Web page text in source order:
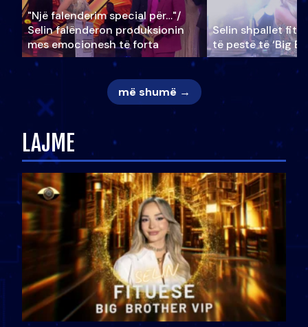
"Një falenderim special për…"/
Selin falënderon produksionin
mes emocionesh të forta
Selin shpallet
të pestë të ‘Big
më shumë →
LAJME